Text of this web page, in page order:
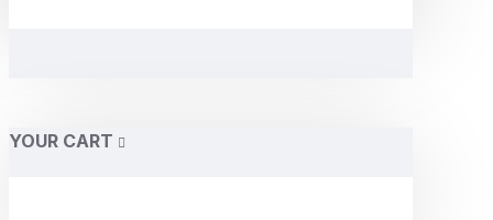
YOUR CART